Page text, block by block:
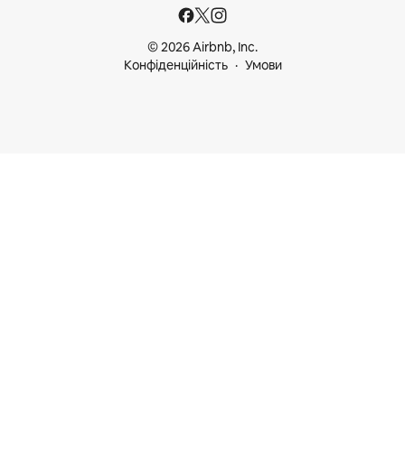
© 2026 Airbnb, Inc.
Конфіденційність
Умови